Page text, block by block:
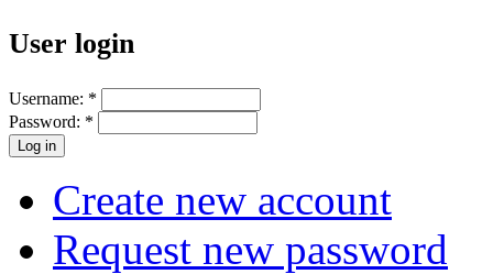
User login
Username: *
Password: *
Create new account
Request new password